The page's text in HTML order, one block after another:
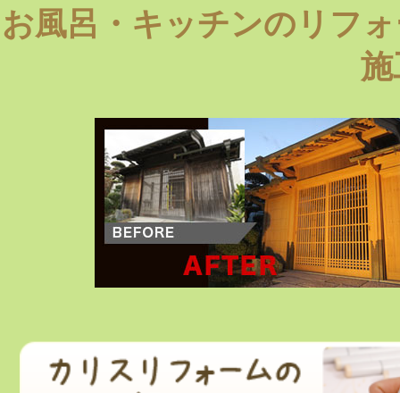
お風呂・キッチンのリフ